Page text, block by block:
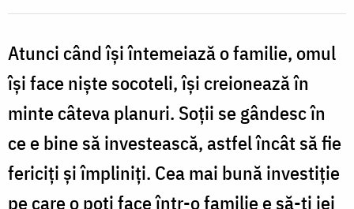
Atunci când își întemeiază o familie, omul
își face niște socoteli, își creionează în
minte câteva planuri. Soții se gândesc în
ce e bine să investească, astfel încât să fie
fericiți și împliniți. Cea mai bună investiție
pe care o poți face într-o familie e să-ți iei